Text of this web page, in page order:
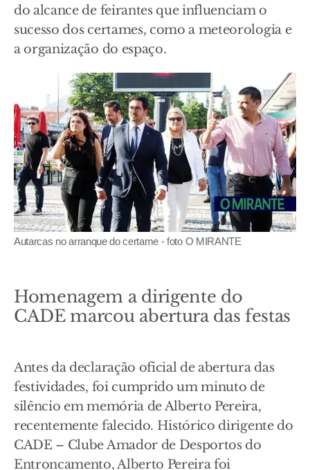
do alcance de feirantes que influenciam o
sucesso dos certames, como a meteorologia e
a organização do espaço.
Autarcas no arranque do certame - foto O MIRANTE
Homenagem a dirigente do
CADE marcou abertura das festas
Antes da declaração oficial de abertura das
festividades, foi cumprido um minuto de
silêncio em memória de Alberto Pereira,
recentemente falecido. Histórico dirigente do
CADE – Clube Amador de Desportos do
Entroncamento, Alberto Pereira foi